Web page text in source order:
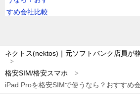
ネクトス(nektos)｜元ソフトバンク店員が
格安SIM/格安スマホ
iPad Proを格安SIMで使うなら？おすすめ